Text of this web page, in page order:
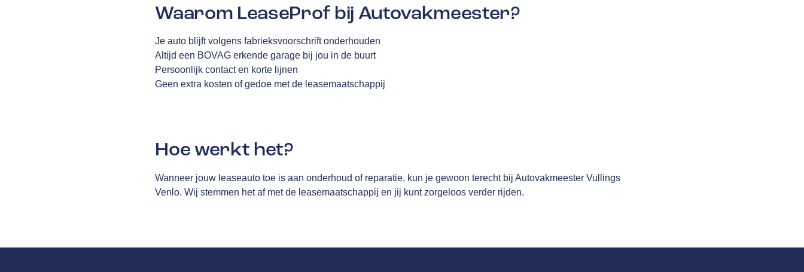
Waarom LeaseProf bij Autovakmeester?
Je auto blijft volgens fabrieksvoorschrift onderhouden
Altijd een BOVAG erkende garage bij jou in de buurt
Persoonlijk contact en korte lijnen
Geen extra kosten of gedoe met de leasemaatschappij
Hoe werkt het?
Wanneer jouw leaseauto toe is aan onderhoud of reparatie, kun je gewoon terecht bij Autovakmeester Vullings
Venlo. Wij stemmen het af met de leasemaatschappij en jij kunt zorgeloos verder rijden.